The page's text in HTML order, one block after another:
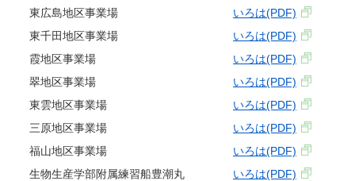
東広島地区事業場
いろは(PDF)
東千田地区事業場
いろは(PDF)
霞地区事業場
いろは(PDF)
翠地区事業場
いろは(PDF)
東雲地区事業場
いろは(PDF)
三原地区事業場
いろは(PDF)
福山地区事業場
いろは(PDF)
生物生産学部附属練習船豊潮丸
いろは(PDF)